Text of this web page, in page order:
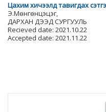
Цахим хичээлд тавигдах
Э.Мөнгөнцэцэг,
ДАРХАН ДЭЭД СУРГУУЛЬ
Recieved date: 2021.10.22
Accepted date: 2021.11.22